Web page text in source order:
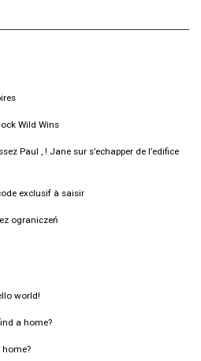
Wild Wins
Paul , ! Jane sur s’echapper de l’edifice
exclusif à saisir
ograniczeń
world!
a home?
home?